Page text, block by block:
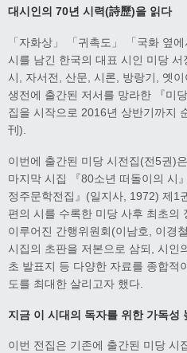
대시인의 70년 시력(詩歷)을 읽다
「자화상」 「귀촉도」 「국화 옆
시를 남긴 한국의 대표 시인 미당
시, 자서전, 산문, 시론, 방랑기, 옛
생전에 출간된 저서를 망라한 『미
집을 시작으로 2016년 상반기까지
刊).
이번에 출간된 미당 시전집(전5권)
마지막 시집 『80소년 떠돌이의 시
정주문학전집』(일지사, 1972) 제1
편의 시를 수록한 미당 사후 최초의
이루어진 간행위원회(이남호, 이경
시집의 초판을 저본으로 삼되, 시인
초 발표지 등 다양한 자료를 종합적
도를 최대한 살리고자 했다.
지금 이 시대의 독자를 위한 가독성
이번 전집은 기존에 출간된 미당 시